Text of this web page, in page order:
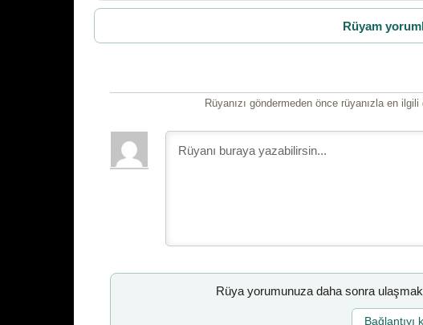
Rüyam
Rüyanızı göndermeden önce rüyanızla en
Rüya yorumunuza daha sonra
Bağlantıyı